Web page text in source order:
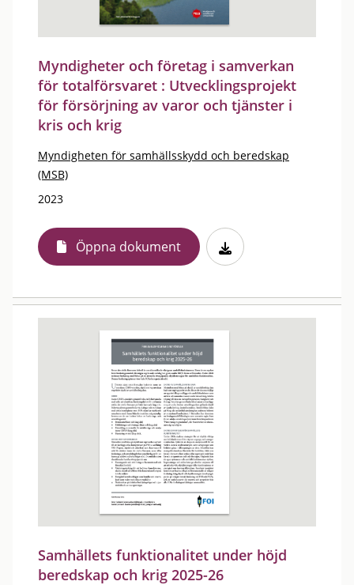
Myndigheter och företag i samverkan
för totalförsvaret : Utvecklingsprojekt
för försörjning av varor och tjänster i
kris och krig
Myndigheten för samhällsskydd och beredskap
(MSB)
2023
Öppna dokument
Samhällets funktionalitet under höjd
beredskap och krig 2025-26